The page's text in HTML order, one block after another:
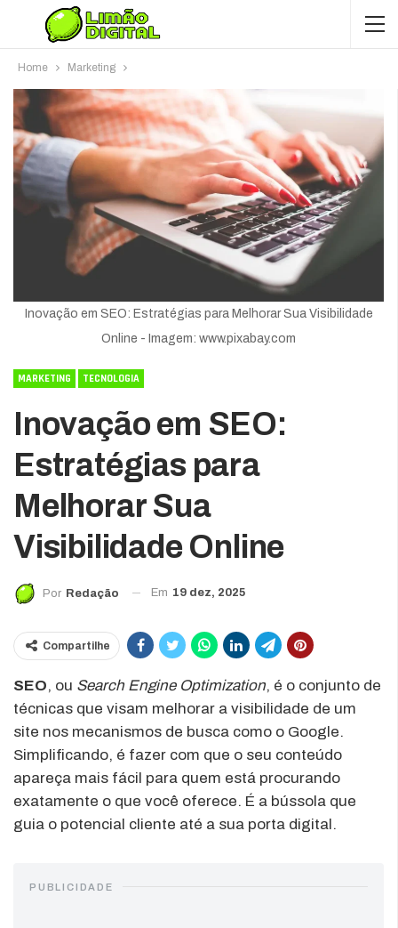
Home Marketing
Inovação em SEO: Estratégias para Melhorar Sua Visibilidade
Online - Imagem: www.pixabay.com
MARKETING TECNOLOGIA
Inovação em SEO:
Estratégias para
Melhorar Sua
Visibilidade Online
Por Redação Em 19 dez, 2025
Compartilhe
SEO, ou Search Engine Optimization, é o conjunto de
técnicas que visam melhorar a visibilidade de um
site nos mecanismos de busca como o Google.
Simplificando, é fazer com que o seu conteúdo
apareça mais fácil para quem está procurando
exatamente o que você oferece. É a bússola que
guia o potencial cliente até a sua porta digital.
PUBLICIDADE